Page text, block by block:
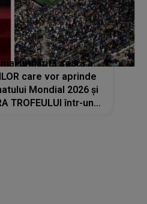
urmărită seară a
care vor aprinde
Mondial 2026 și
TROFEULUI într-un